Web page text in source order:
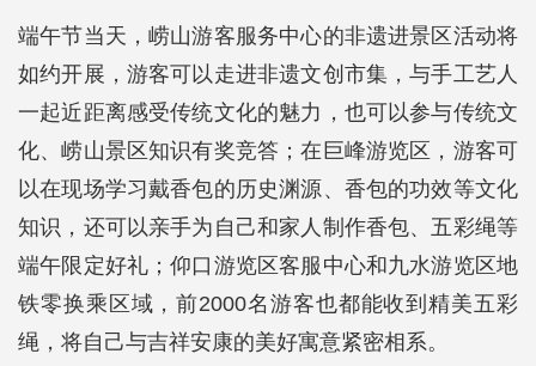
端午节当天，崂山游客服务中心的非遗进景区活动将
如约开展，游客可以走进非遗文创市集，与手工艺人
一起近距离感受传统文化的魅力，也可以参与传统文
化、崂山景区知识有奖竞答；在巨峰游览区，游客可
以在现场学习戴香包的历史渊源、香包的功效等文化
知识，还可以亲手为自己和家人制作香包、五彩绳等
端午限定好礼；仰口游览区客服中心和九水游览区地
铁零换乘区域，前2000名游客也都能收到精美五彩
绳，将自己与吉祥安康的美好寓意紧密相系。